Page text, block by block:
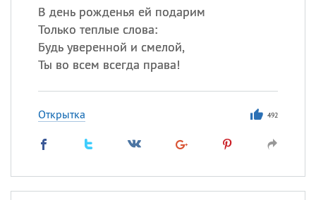
В день рожденья ей подарим
Только теплые слова:
Будь уверенной и смелой,
Ты во всем всегда права!
Открытка 492
ИМЕНА
Сегодня празднуют именины
Посмотреть значениеи
происхождение